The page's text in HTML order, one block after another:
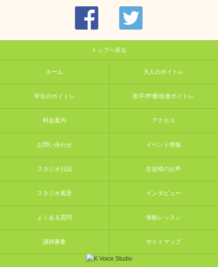
トップへ戻る
ホーム 大人のボイトレ
学生のボイトレ 歌手/声優/役者ボイトレ
料金案内 アクセス
お問い合わせ イベント情報
スタジオ日誌 生徒様のお声
スタジオ風景 インタビュー
よくある質問 体験レッスン
講師募集 サイトマップ